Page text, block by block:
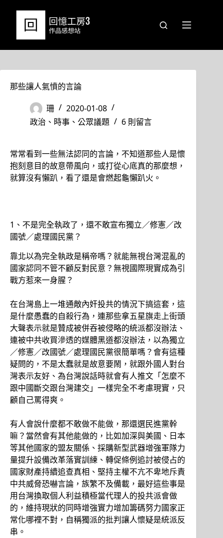
那些讓人氣憤的言論
珊
2020-01-08
政治、時事、公眾議題
6 則留言
常常看到一些無法認同的言論，不知道那些人是懷
抱刻意目的故意帶風向，或打從心底真的那麼想，
就算沒有懶趴，看了還是會燃起龜懶趴火。
1、不是完全執政了，還不敢宣布獨立／修憲／改
國號／處理國民黨？
靠北以為完全執政是稱帝嗎？就能無視台灣混亂的
國家認同不管不顧反對民意？無視國際現實成為引
戰方惹來一身腥？
在台灣島上一堆通敵內奸投共的情況下搞這套，這
是什麼愚蠢的自殺行為，連那些拿五星旗走上街頭
大聲表示就是贊成被併吞被侵略的統派都沒辦法、
連被中共收買滲透的媒體黑道都沒辦法，以為獨立
／修憲／改國號／處理國民黨很簡單嗎？會有這種
疑問的，不是太蠢就是故意要鬧，就跟外國人對台
灣表示友好、為台灣說話時就會有人推文「怎麼不
跟中國斷交跟台灣建交」一樣完全不考慮現實，只
顧自己罵得爽。
有人會說什麼都不敢做不能做，那還選民進黨幹
嘛？當然會有其他能做的，比如加深與美國、日本
等其他國家的盟友關係、採購新型武器增強軍隊力
量提升設備改革落實訓練、轉促條例追討被侵占的
國家財產持續追查真相、堅持主權不亢不卑地斥責
中共威脅恐嚇言論，族繁不及備載，最好這些事是
用台灣換取個人利益積極當代理人的投共派會做
的，維持現狀的同時增強實力增加籌碼努力國家正
常化哪裡不對，自稱獨派的批判讓人懷疑是統派反
串。